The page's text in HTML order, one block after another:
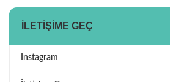
İLETIŞIME GEÇ
Instagram